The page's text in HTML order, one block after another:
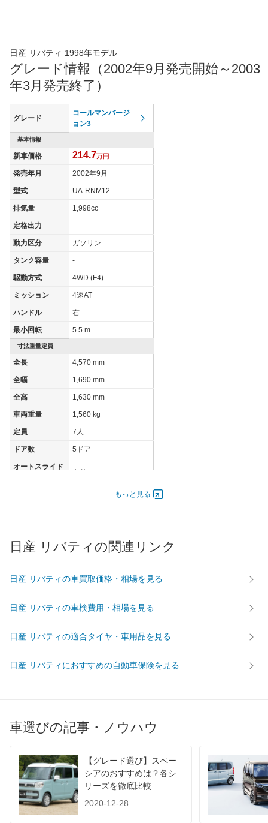
日産 リバティ 1998年モデル
グレード情報（2002年9月発売開始～2003
年3月発売終了）
グレード
コールマンバージ
ョン3
基本情報
新車価格 214.7万円
発売年月 2002年9月
型式 UA-RNM12
排気量 1,998cc
定格出力 -
動力区分 ガソリン
タンク容量 -
駆動方式 4WD (F4)
ミッション 4速AT
ハンドル 右
最小回転 5.5 m
寸法重量定員
全長 4,570 mm
全幅 1,690 mm
全高 1,630 mm
車両重量 1,560 kg
定員 7人
ドア数 5ドア
オートスライド
あり
過給機 -
前輪サイズ 195/65R15 91S
燃費
WLTC/郊外 -
60km定地 -
装備オプション
もっと見る
日産 リバティの関連リンク
日産 リバティの車買取価格・相場を見る
日産 リバティの車検費用・相場を見る
日産 リバティの適合タイヤ・車用品を見る
日産 リバティにおすすめの自動車保険を見る
車選びの記事・ノウハウ
【グレード選び】スペー
シアのおすすめは？各シ
リーズを徹底比較
2020-12-28